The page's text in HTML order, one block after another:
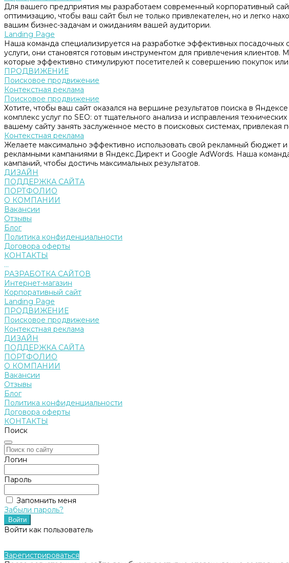
Для вашего предприятия мы разработаем современный корпоративный
оптимизацию, чтобы ваш сайт был не только привлекателен, но и легко
вашим бизнес-задачам и ожиданиям вашей аудитории.
Landing Page
Наша команда специализируется на разработке эффективных посадочных
услуги, они становятся готовым инструментом для привлечения
которые эффективно стимулируют посетителей к совершению покупок
ПРОДВИЖЕНИЕ
Поисковое продвижение
Контекстная реклама
Поисковое продвижение
Хотите, чтобы ваш сайт оказался на вершине результатов поиска в
комплекс услуг по SEO: от тщательного анализа и исправления
вашему сайту занять заслуженное место в поисковых системах, привлекая
Контекстная реклама
Желаете максимально эффективно использовать свой рекламный
рекламными кампаниями в Яндекс.Директ и Google AdWords. Наша
кампаний, чтобы достичь максимальных результатов.
ДИЗАЙН
ПОДДЕРЖКА САЙТА
ПОРТФОЛИО
О КОМПАНИИ
Вакансии
Отзывы
Блог
Политика конфиденциальности
Договора оферты
КОНТАКТЫ
...
РАЗРАБОТКА САЙТОВ
Интернет-магазин
Корпоративный сайт
Landing Page
ПРОДВИЖЕНИЕ
Поисковое продвижение
Контекстная реклама
ДИЗАЙН
ПОДДЕРЖКА САЙТА
ПОРТФОЛИО
О КОМПАНИИ
Вакансии
Отзывы
Блог
Политика конфиденциальности
Договора оферты
КОНТАКТЫ
Поиск
Логин
Пароль
Запомнить меня
Забыли пароль?
Войти как пользователь
Зарегистрироваться